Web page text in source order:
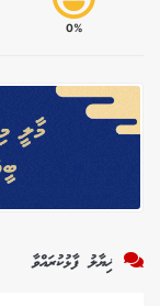
0%
ޚިޔާލު ފާޅުކުރައްވާ